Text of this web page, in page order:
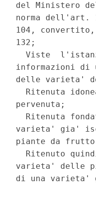
del Ministero
norma dell'art.
104,
132;
Viste
informazioni
delle varieta'
Ritenuta
pervenuta;
Ritenuta
varieta' gia'
piante da
Ritenuto
varieta' delle
di una